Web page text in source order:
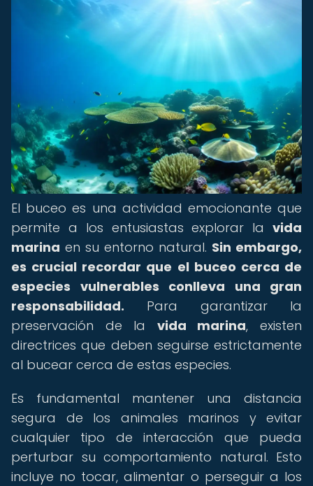
El buceo es una actividad emocionante que
permite a los entusiastas explorar la vida
marina en su entorno natural. Sin embargo,
es crucial recordar que el buceo cerca de
especies vulnerables conlleva una gran
responsabilidad. Para garantizar la
preservación de la vida marina, existen
directrices que deben seguirse estrictamente
al bucear cerca de estas especies.
Es fundamental mantener una distancia
segura de los animales marinos y evitar
cualquier tipo de interacción que pueda
perturbar su comportamiento natural. Esto
incluye no tocar, alimentar o perseguir a los